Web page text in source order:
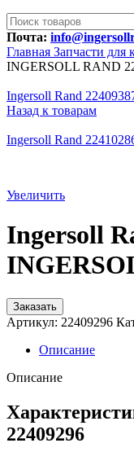
Почта:
Главная Запчасти для
INGERSOLL RAND
Ingersoll Rand
Назад к товарам
Ingersoll Rand
Увеличить
Ingersoll
Заказать
Артикул: 22409296
Описание
Описание
22409296